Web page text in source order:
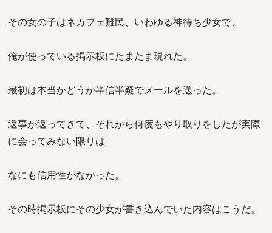
その女の子はネカフェ難民、いわゆる神待ち少女で、
俺が使っている掲示板にたまたま現れた。
最初は本当かどうか半信半疑でメールを送った。
返事が返ってきて、それから何度もやり取りをしたが実際
に会ってみない限りは
なにも信用性がなかった。
その時掲示板にその少女が書き込んでいた内容はこうだ。